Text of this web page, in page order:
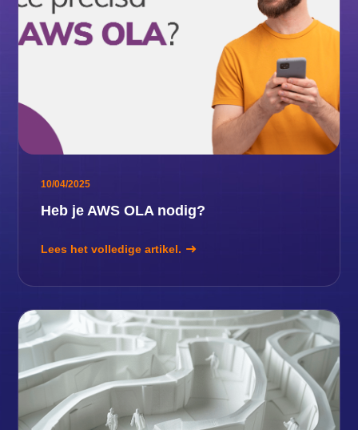
10/04/2025
Heb je AWS OLA nodig?
Lees het volledige artikel.